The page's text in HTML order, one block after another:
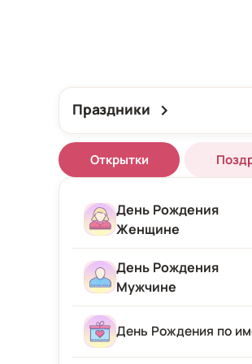
Праздники
Открытки
День Рождения
Женщине
Женщине
Подруге
Девушке
День Рождения
Мужчине
Мужчине
День Рождения по